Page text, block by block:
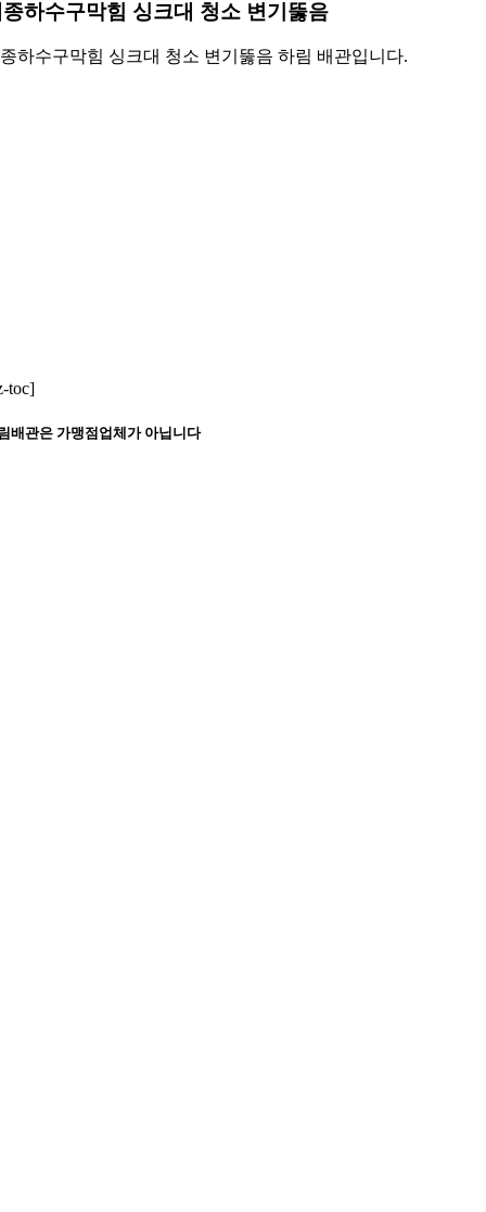
하수구막힘 싱크대 청소 변기뚫음
하수구막힘 싱크대 청소 변기뚫음 하림 배관입니다.
toc]
배관은 가맹점업체가 아닙니다